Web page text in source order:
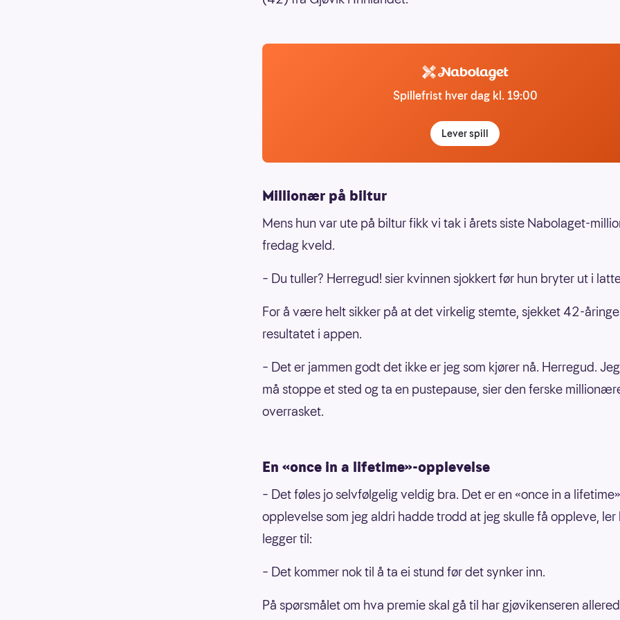
Spillefrist hver dag kl. 19:00
Lever spill
Millionær på biltur
Mens hun var ute på biltur fikk vi tak i årets siste Nabolaget-
fredag kveld.
– Du tuller? Herregud! sier kvinnen sjokkert før hun bryter ut i
For å være helt sikker på at det virkelig stemte, sjekket 42-
resultatet i appen.
– Det er jammen godt det ikke er jeg som kjører nå. Herregud.
må stoppe et sted og ta en pustepause, sier den ferske
overrasket.
En «once in a lifetime»-opplevelse
– Det føles jo selvfølgelig veldig bra. Det er en «once in a
opplevelse som jeg aldri hadde trodd at jeg skulle få oppleve, ler
legger til:
– Det kommer nok til å ta ei stund før det synker inn.
På spørsmålet om hva premie skal gå til har gjøvikenseren